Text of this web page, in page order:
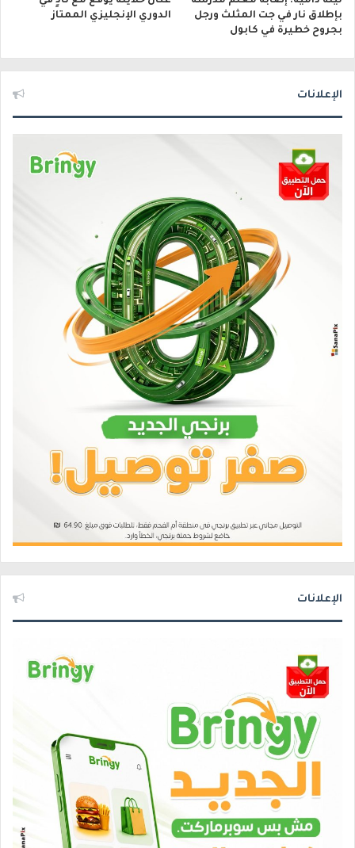
بإطلاق نار في جت المثلث ورجل
بجروح خطيرة في كابول
الدوري الإنجليزي الممتاز
الإعلانات
الإعلانات